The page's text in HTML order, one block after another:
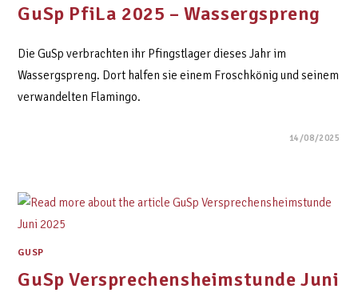
GuSp PfiLa 2025 – Wassergspreng
Die GuSp verbrachten ihr Pfingstlager dieses Jahr im
Wassergspreng. Dort halfen sie einem Froschkönig und seinem
verwandelten Flamingo.
14/08/2025
GUSP
GuSp Versprechensheimstunde Juni